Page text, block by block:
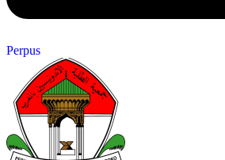
Perpus